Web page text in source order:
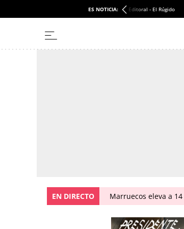
ES NOTICIA: Editoral - El Rúgido
EN DIRECTO Marruecos eleva a